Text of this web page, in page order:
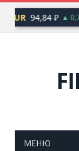
EUR 94,84 ₽ ▲
МЕНЮ